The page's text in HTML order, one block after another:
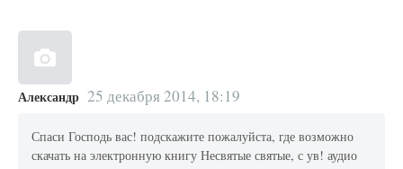
Александр 25 декабря 2014, 18:19
Спаси Господь вас! подскажите пожалуйста, где возможно
скачать на электронную книгу Несвятые святые, с ув! аудио